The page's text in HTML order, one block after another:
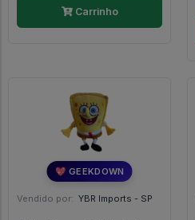
Carrinho
💖 GEEKDOWN
Vendido por: YBR Imports - SP